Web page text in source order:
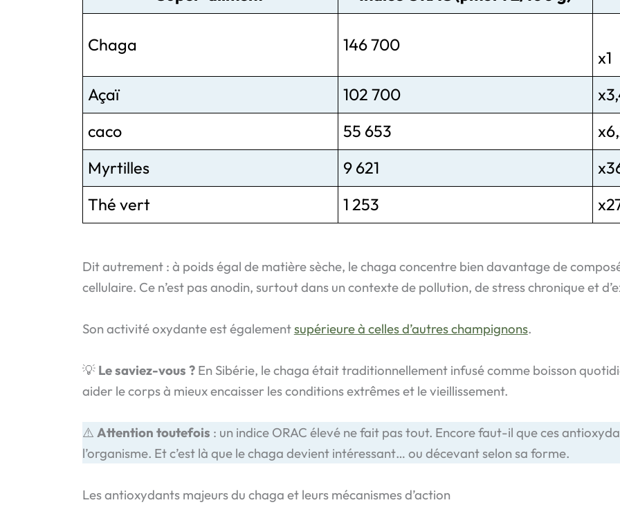
Chaga 146 700
x1
Açaï
102 700
caco
55 653
Myrtilles
9 621
Thé vert
1 253
Dit autrement : à poids égal de matière sèche, le chaga concentre bien davantage de
cellulaire. Ce n’est pas anodin, surtout dans un contexte de pollution, de stress chronique et
Son activité oxydante est égalementsupérieure à celles d’autres champignons.
💡 Le saviez-vous ?En Sibérie, le chaga était traditionnellement infusé comme boisson
aider le corps à mieux encaisser les conditions extrêmes et le vieillissement.
⚠️ Attention toutefois : un indice ORAC élevé ne fait pas tout. Encore faut-il que ces
l’organisme. Et c’est là que le chaga devient intéressant… ou décevant selon sa forme.
Les antioxydants majeurs du chaga et leurs mécanismes d’action